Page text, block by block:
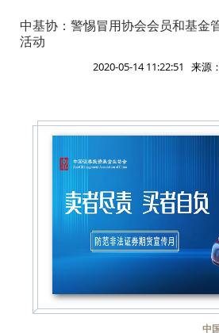
中基协：警惕冒用协会会员和基金
活动
2020-05-14 11:22:51 来源
中